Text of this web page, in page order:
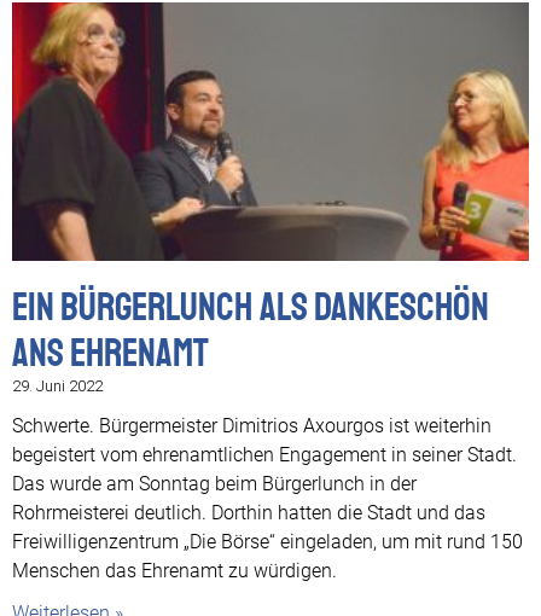
Ein Bürgerlunch als Dankeschön
ans Ehrenamt
29. Juni 2022
Schwerte. Bürgermeister Dimitrios Axourgos ist weiterhin
begeistert vom ehrenamtlichen Engagement in seiner Stadt.
Das wurde am Sonntag beim Bürgerlunch in der
Rohrmeisterei deutlich. Dorthin hatten die Stadt und das
Freiwilligenzentrum „Die Börse“ eingeladen, um mit rund 150
Menschen das Ehrenamt zu würdigen.